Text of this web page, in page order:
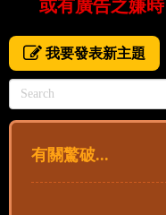
或有廣告之嫌
我要發表新主題
有關驚破...